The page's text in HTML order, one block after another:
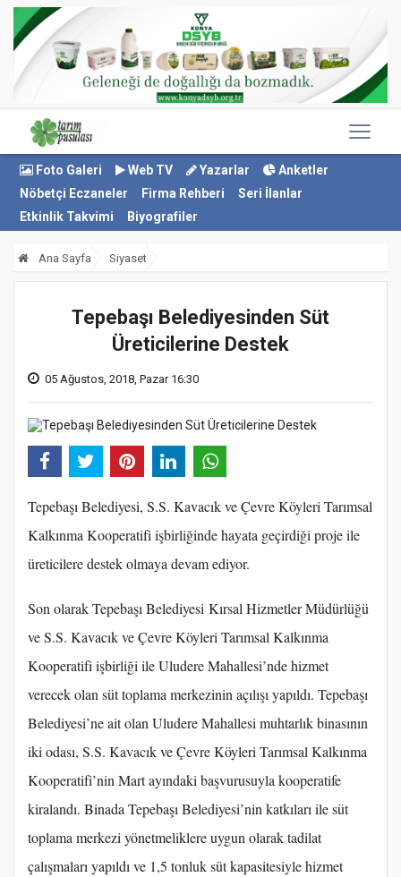
Foto Galeri Web TV Yazarlar
Anketler
Nöbetçi Eczaneler
Firma Rehberi
Seri İlanlar
Etkinlik Takvimi
Biyografiler
Ana Sayfa Siyaset
Tepebaşı Belediyesinden Süt
Üreticilerine Destek
05 Ağustos, 2018, Pazar 16:30
Tepebaşı Belediyesi, S.S. Kavacık ve Çevre Köyleri Tarımsal
Kalkınma Kooperatifi işbirliğinde hayata geçirdiği proje ile
üreticilere destek olmaya devam ediyor.
Son olarak Tepebaşı Belediyesi Kırsal Hizmetler Müdürlüğü
ve S.S. Kavacık ve Çevre Köyleri Tarımsal Kalkınma
Kooperatifi işbirliği ile Uludere Mahallesi’nde hizmet
verecek olan süt toplama merkezinin açılışı yapıldı. Tepebaşı
Belediyesi’ne ait olan Uludere Mahallesi muhtarlık binasının
iki odası, S.S. Kavacık ve Çevre Köyleri Tarımsal Kalkınma
Kooperatifi’nin Mart ayındaki başvurusuyla kooperatife
kiralandı. Binada Tepebaşı Belediyesi’nin katkıları ile süt
toplama merkezi yönetmeliklere uygun olarak tadilat
çalışmaları yapıldı ve 1,5 tonluk süt kapasitesiyle hizmet